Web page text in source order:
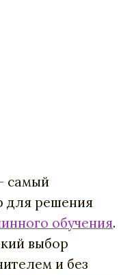
самый
для решения
обучения.
выбор
и без